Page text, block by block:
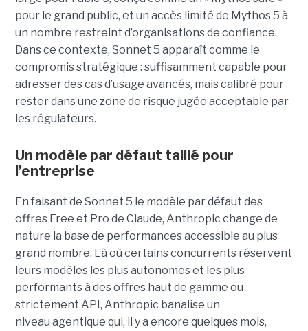
pour le grand public, et un accès limité de Mythos 5 à
un nombre restreint d’organisations de confiance.
Dans ce contexte, Sonnet 5 apparaît comme le
compromis stratégique : suffisamment capable pour
adresser des cas d’usage avancés, mais calibré pour
rester dans une zone de risque jugée acceptable par
les régulateurs.
Un modèle par défaut taillé pour
l’entreprise
En faisant de Sonnet 5 le modèle par défaut des
offres Free et Pro de Claude, Anthropic change de
nature la base de performances accessible au plus
grand nombre. Là où certains concurrents réservent
leurs modèles les plus autonomes et les plus
performants à des offres haut de gamme ou
strictement API, Anthropic banalise un
niveau agentique qui, il y a encore quelques mois,